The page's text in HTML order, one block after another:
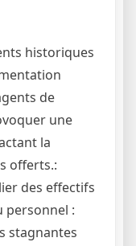
historiques
de
une
la
offerts.:
des effectifs
personnel :
stagnantes